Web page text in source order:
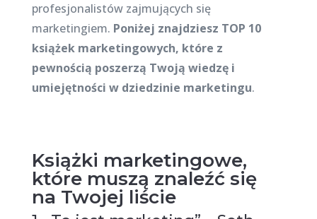
profesjonalistów zajmujących się
marketingiem. Poniżej znajdziesz TOP 10
książek marketingowych, które z
pewnością poszerzą Twoją wiedzę i
umiejętności w dziedzinie marketingu.
Książki marketingowe,
które muszą znaleźć się
na Twojej liście